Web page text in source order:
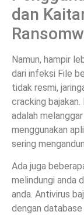
dan
Namun, hampir
dari infeksi File
tidak resmi,
cracking
adalah
menggunakan
sering
Ada juga
melindungi anda
anda. Antivirus
dengan database